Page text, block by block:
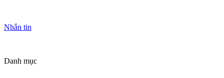
Nhắn tin
Danh mục